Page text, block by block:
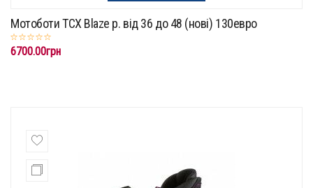
Мотоботи TCX Blaze p. від 36 до 48 (нові) 130евро
6700.00грн